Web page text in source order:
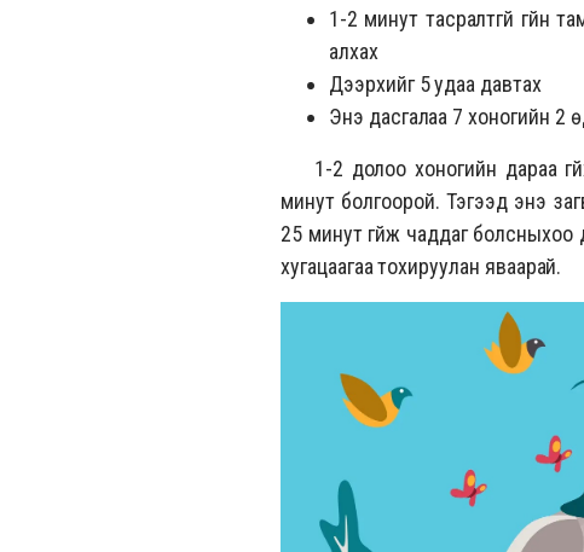
1-2 минут тасралтгүй гүйн
алхах
Дээрхийг 5 удаа давтах
Энэ дасгалаа 7 хоногийн 2
1-2 долоо хоногийн дараа
минут болгоорой. Тэгээд энэ
25 минут гүйж чаддаг болсныхоо
хугацаагаа тохируулан яваарай.